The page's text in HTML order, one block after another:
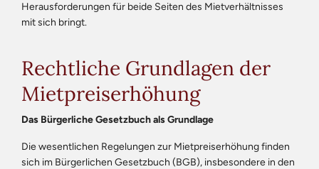
Herausforderungen für beide Seiten des Mietverhältnisses
mit sich bringt.
Rechtliche Grundlagen der
Mietpreiserhöhung
Das Bürgerliche Gesetzbuch als Grundlage
Die wesentlichen Regelungen zur Mietpreiserhöhung finden
sich im Bürgerlichen Gesetzbuch (BGB), insbesondere in den